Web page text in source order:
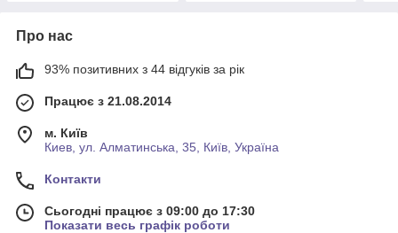
Про нас
93% позитивних з 44 відгуків за рік
Працює з 21.08.2014
м. Київ
Киев, ул. Алматинська, 35, Київ, Україна
Контакти
Сьогодні працює з 09:00 до 17:30
Показати весь графік роботи